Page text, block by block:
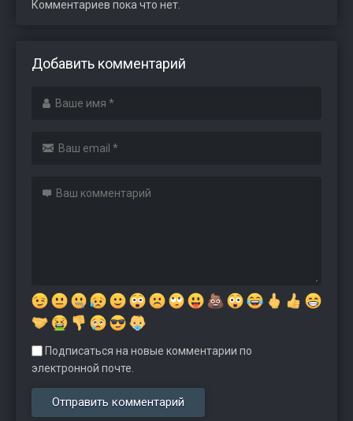
Комментариев пока что нет.
Добавить комментарий
Подписаться на новые комментарии по
электронной почте.